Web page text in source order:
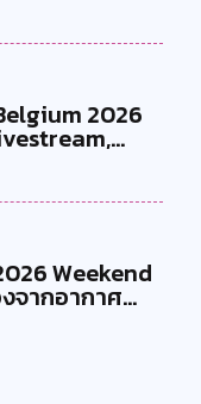
2026
Weekend
จากอากาศ